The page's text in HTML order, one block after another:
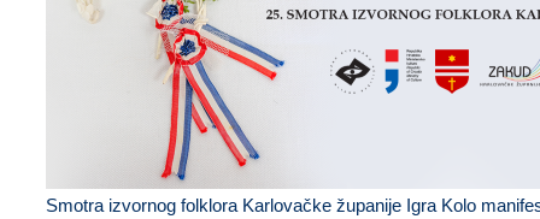
Smotra izvornog folklora Karlovačke županije Igra Kolo